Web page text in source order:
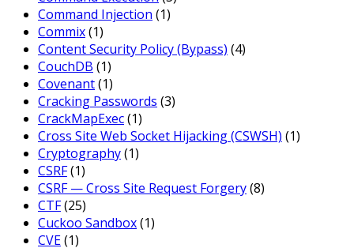
Command Injection (1)
Commix(1)
Content Security Policy (Bypass) (4)
CouchDB (1)
Covenant(1)
Cracking Passwords (3)
CrackMapExec(1)
Cross Site Web Socket Hijacking (CSWSH) (1)
Cryptography(1)
CSRF(1)
CSRF — Cross Site Request Forgery(8)
CTF(25)
Cuckoo Sandbox(1)
CVE(1)